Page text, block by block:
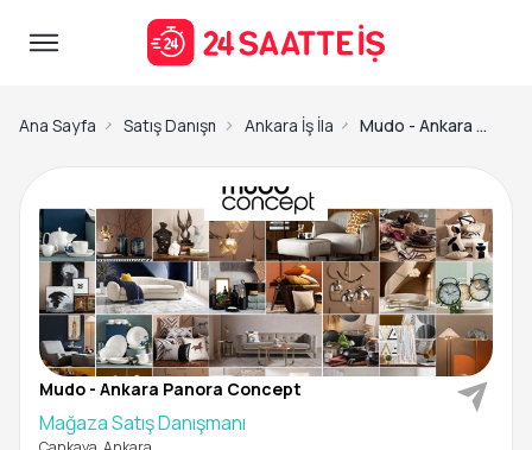
Ana Sayfa Satış Danışmanı İş İlanları
Ankara İş İlanları Mudo - Ankara Panora Concept-Mağaza Satış Danışmanı
Mudo - Ankara Panora Concept
Mağaza Satış Danışmanı